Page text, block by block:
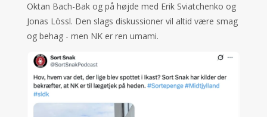
Oktan Bach-Bak og på højde med Erik Sviatchenko og
Jonas Lössl. Den slags diskussioner vil altid være smag
og behag - men NK er ren umami.